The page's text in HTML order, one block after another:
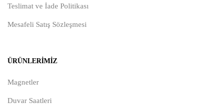
Teslimat ve İade Politikası
Mesafeli Satış Sözleşmesi
ÜRÜNLERIMIZ
Magnetler
Duvar Saatleri